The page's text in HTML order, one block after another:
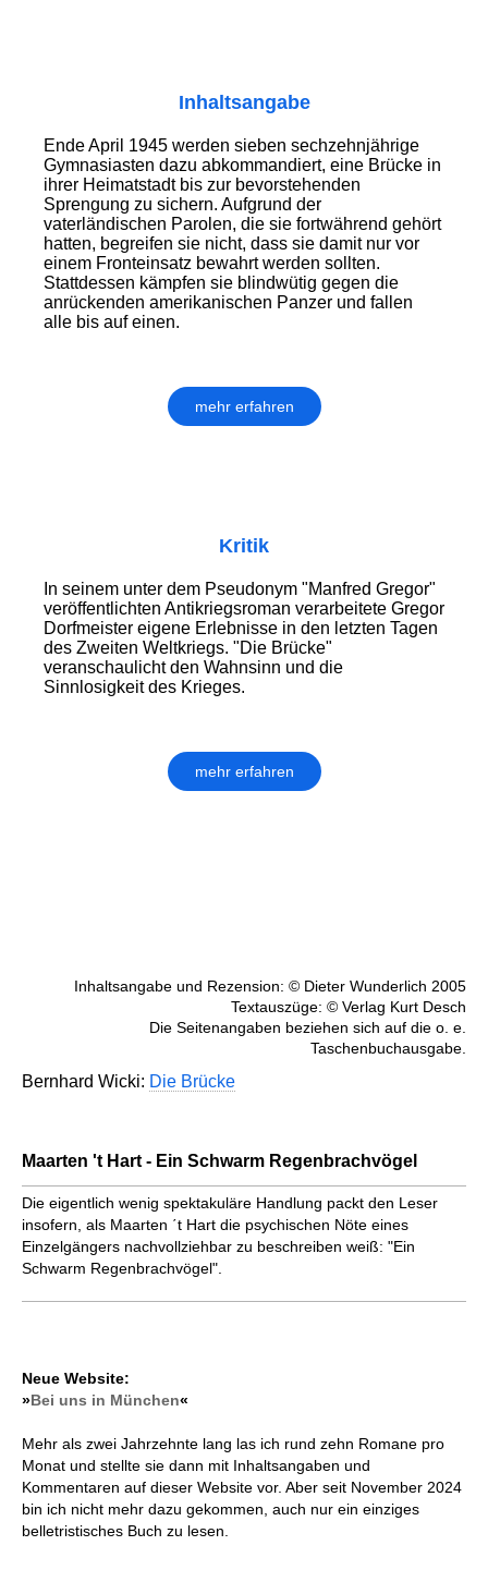
Inhaltsangabe
Ende April 1945 werden sieben sechzehnjährige
Gymnasiasten dazu abkommandiert, eine Brücke in
ihrer Heimatstadt bis zur bevorstehenden
Sprengung zu sichern. Aufgrund der
vaterländischen Parolen, die sie fortwährend gehört
hatten, begreifen sie nicht, dass sie damit nur vor
einem Fronteinsatz bewahrt werden sollten.
Stattdessen kämpfen sie blindwütig gegen die
anrückenden amerikanischen Panzer und fallen
alle bis auf einen.
mehr erfahren
Kritik
In seinem unter dem Pseudonym "Manfred Gregor"
veröffentlichten Antikriegsroman verarbeitete Gregor
Dorfmeister eigene Erlebnisse in den letzten Tagen
des Zweiten Weltkriegs. "Die Brücke"
veranschaulicht den Wahnsinn und die
Sinnlosigkeit des Krieges.
mehr erfahren
Inhaltsangabe und Rezension: © Dieter Wunderlich 2005
Textauszüge: © Verlag Kurt Desch
Die Seitenangaben beziehen sich auf die o. e.
Taschenbuchausgabe.
Bernhard Wicki: Die Brücke
Maarten 't Hart - Ein Schwarm Regenbrachvögel
Die eigentlich wenig spektakuläre Handlung packt den Leser
insofern, als Maarten ΄t Hart die psychischen Nöte eines
Einzelgängers nachvollziehbar zu beschreiben weiß: "Ein
Schwarm Regenbrachvögel".
Neue Website:
»Bei uns in München«
Mehr als zwei Jahrzehnte lang las ich rund zehn Romane pro
Monat und stellte sie dann mit Inhaltsangaben und
Kommentaren auf dieser Website vor. Aber seit November 2024
bin ich nicht mehr dazu gekommen, auch nur ein einziges
belletristisches Buch zu lesen.